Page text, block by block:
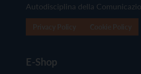
Autodisciplina della
E-Shop